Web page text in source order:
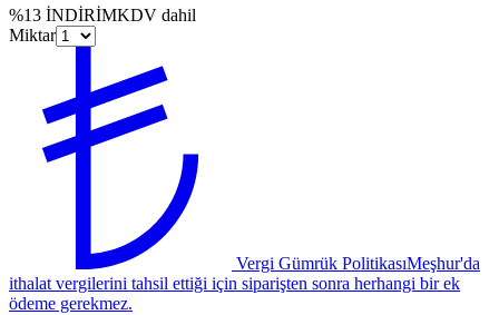
%13 İNDİRİMKDV dahil
Miktar
Vergi Gümrük PolitikasıMeşhur'da
ithalat vergilerini tahsil ettiği için siparişten sonra herhangi bir ek
ödeme gerekmez.